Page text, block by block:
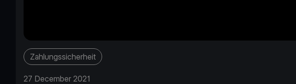
Zahlungssicherheit
27 December 2021